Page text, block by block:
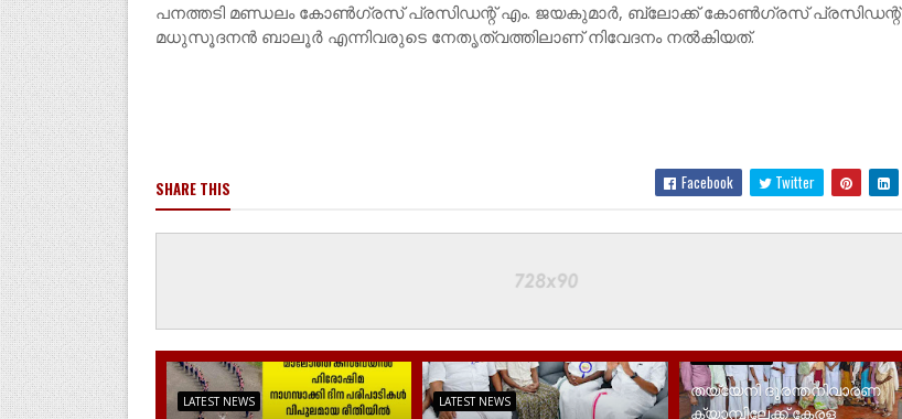
പനത്തടി മണ്ഡലം കോൺഗ്രസ് പ്രസിഡന്റ് എം. ജയകുമാർ, ബ്ലോക്ക് കോൺഗ്രസ് പ്രസിഡന്റ്
മധുസൂദനൻ ബാലൂർ എന്നിവരുടെ നേതൃത്വത്തിലാണ് നിവേദനം നൽകിയത്.
SHARE THIS Facebook Twitter
LATEST NEWS LATEST NEWS
LATEST NEWS
തയ്യേനി ദുരന്തനിവാരണ
ക്യാമ്പിലേക്ക് കേരള